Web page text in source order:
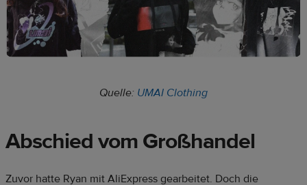
Quelle: UMAI Clothing
Abschied vom Großhandel
Zuvor hatte Ryan mit AliExpress gearbeitet. Doch die